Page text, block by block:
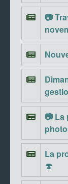
📷
📷 La
La
🍄